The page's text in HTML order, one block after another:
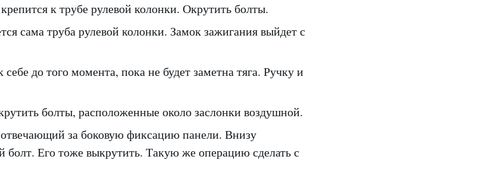
к трубе рулевой колонки. Окрутить болты.
сама труба рулевой колонки. Замок зажигания выйдет с
себе до того момента, пока не будет заметна тяга. Ручку и
болты, расположенные около заслонки воздушной.
отвечающий за боковую фиксацию панели. Внизу
болт. Его тоже выкрутить. Такую же операцию сделать с